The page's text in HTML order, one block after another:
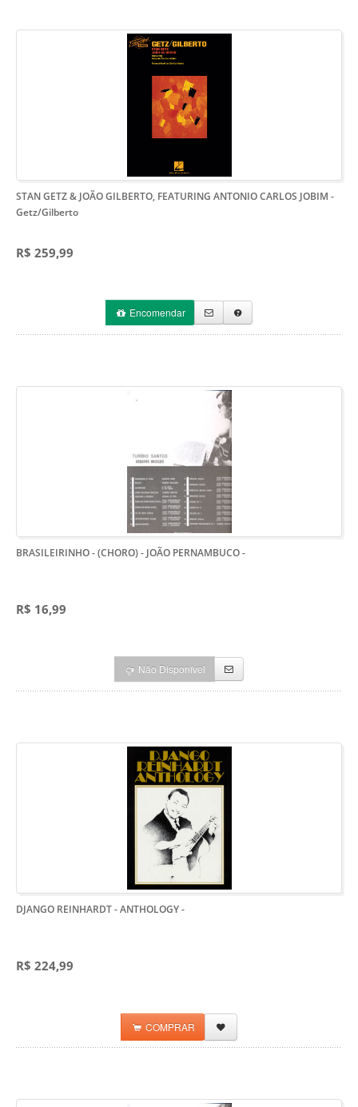
STAN GETZ & JOÃO GILBERTO, FEATURING ANTONIO CARLOS JOBIM -
Getz/Gilberto
R$ 259,99
Encomendar
BRASILEIRINHO - (CHORO) - JOÃO PERNAMBUCO-
R$ 16,99
Não Disponível
DJANGO REINHARDT - ANTHOLOGY-
R$ 224,99
COMPRAR